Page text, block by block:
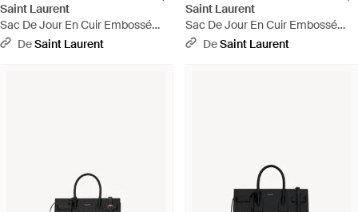
Saint Laurent
Sac De Jour En Cuir Embossé
Crocodile - Marron
DeSaint Laurent
Saint Laurent
Sac De Jour En Cuir Embossé
Crocodile - Noir
DeSaint Laurent